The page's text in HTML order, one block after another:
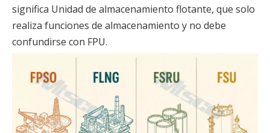
significa Unidad de almacenamiento flotante, que solo
realiza funciones de almacenamiento y no debe
confundirse con FPU.